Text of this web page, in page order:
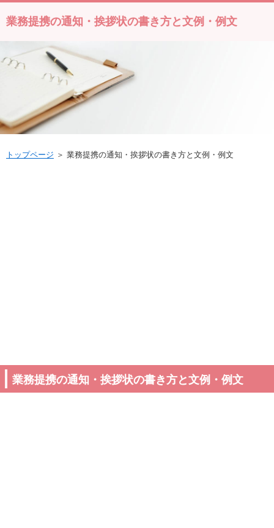
業務提携の通知・挨拶状の書き方と文例・例文
トップページ ＞ 業務提携の通知・挨拶状の書き方と文例・例文
業務提携の通知・挨拶状の書き方と文例・例文